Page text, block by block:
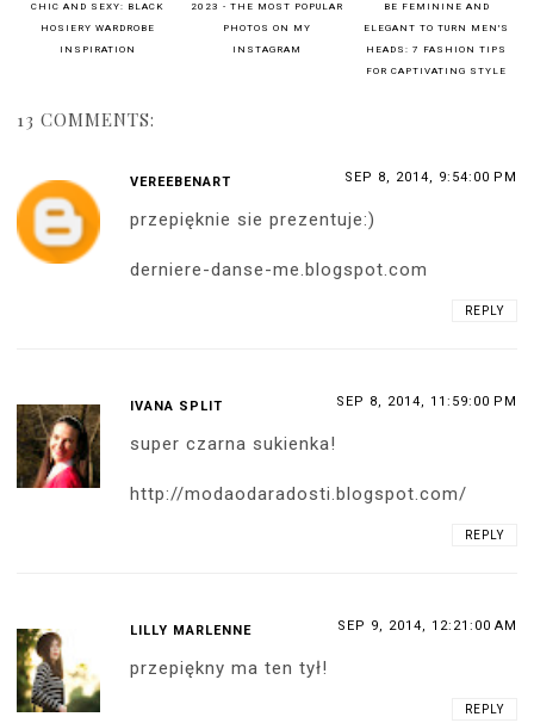
CHIC AND SEXY: BLACK
HOSIERY WARDROBE
INSPIRATION
2023 - THE MOST POPULAR
PHOTOS ON MY
INSTAGRAM
BE FEMININE AND
ELEGANT TO TURN MEN'S
HEADS: 7 FASHION TIPS
FOR CAPTIVATING STYLE
13 COMMENTS:
VEREEBENART SEP 8, 2014, 9:54:00 PM
przepięknie sie prezentuje:)
derniere-danse-me.blogspot.com
REPLY
IVANA SPLIT SEP 8, 2014, 11:59:00 PM
super czarna sukienka!
http://modaodaradosti.blogspot.com/
REPLY
LILLY MARLENNE SEP 9, 2014, 12:21:00 AM
przepiękny ma ten tył!
REPLY